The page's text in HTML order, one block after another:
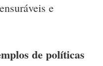
e
de políticas